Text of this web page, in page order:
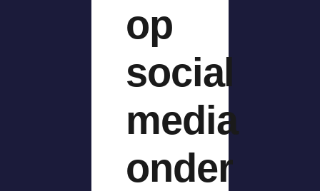
op
social
media
onder